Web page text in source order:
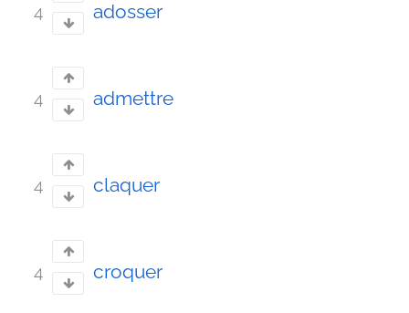
4 adosser
4 admettre
4 claquer
4 croquer